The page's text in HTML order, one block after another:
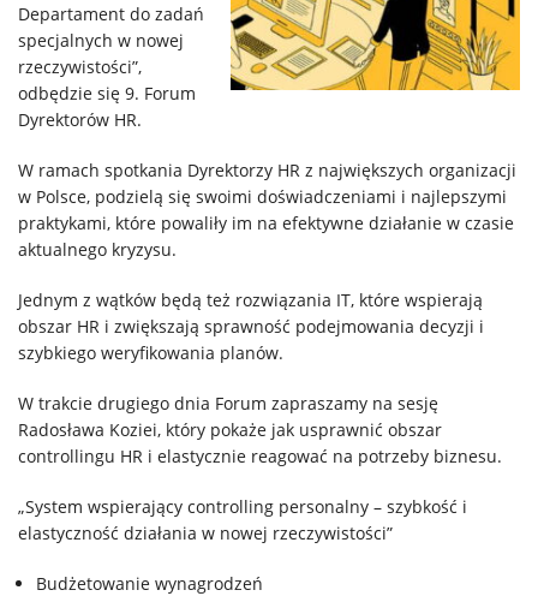
Kariera
O
firmie
Kontakt
Departament do zadań
specjalnych w nowej
rzeczywistości”,
odbędzie się 9. Forum
Dyrektorów HR.
W ramach spotkania Dyrektorzy HR z największych organizacji
w Polsce, podzielą się swoimi doświadczeniami i najlepszymi
praktykami, które powaliły im na efektywne działanie w czasie
aktualnego kryzysu.
Jednym z wątków będą też rozwiązania IT, które wspierają
obszar HR i zwiększają sprawność podejmowania decyzji i
szybkiego weryfikowania planów.
W trakcie drugiego dnia Forum zapraszamy na sesję
Radosława Koziei, który pokaże jak usprawnić obszar
controllingu HR i elastycznie reagować na potrzeby biznesu.
„System wspierający controlling personalny – szybkość i
elastyczność działania w nowej rzeczywistości”
Budżetowanie wynagrodzeń